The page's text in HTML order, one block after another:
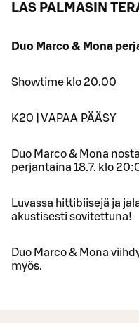
LAS PALMASIN
Duo Marco & Mona
Showtime klo 20.00
K20 | VAPAA PÄÄSY
Duo Marco & Mona
perjantaina 18.7. klo
Luvassa hittibiisejä ja
akustisesti sovitettuna!
Duo Marco & Mona
myös.